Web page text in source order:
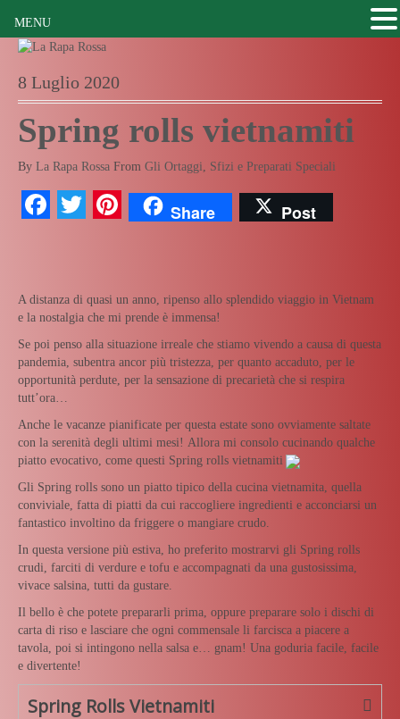
8 Luglio 2020
Spring rolls vietnamiti
By La Rapa Rossa From Gli Ortaggi, Sfizi e Preparati Speciali
Facebook
TwitterPinterest
Share Post
A distanza di quasi un anno, ripenso allo splendido viaggio in Vietnam
e la nostalgia che mi prende è immensa!
Se poi penso alla situazione irreale che stiamo vivendo a causa di questa
pandemia, subentra ancor più tristezza, per quanto accaduto, per le
opportunità perdute, per la sensazione di precarietà che si respira
tutt’ora…
Anche le vacanze pianificate per questa estate sono ovviamente saltate
con la serenità degli ultimi mesi! Allora mi consolo cucinando qualche
piatto evocativo, come questi Spring rolls vietnamiti
Gli Spring rolls sono un piatto tipico della cucina vietnamita, quella
conviviale, fatta di piatti da cui raccogliere ingredienti e acconciarsi un
fantastico involtino da friggere o mangiare crudo.
In questa versione più estiva, ho preferito mostrarvi gli Spring rolls
crudi, farciti di verdure e tofu e accompagnati da una gustosissima,
vivace salsina, tutti da gustare.
Il bello è che potete prepararli prima, oppure preparare solo i dischi di
carta di riso e lasciare che ogni commensale li farcisca a piacere a
tavola, poi si intingono nella salsa e… gnam! Una goduria facile, facile
e divertente!
Spring Rolls Vietnamiti
MENU